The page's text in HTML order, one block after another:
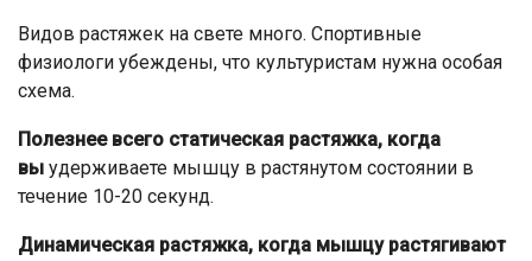
Видов растяжек на свете много. Спортивные
физиологи убеждены, что культуристам нужна особая
схема.
Полезнее всего статическая растяжка, когда
вы удерживаете мышцу в растянутом состоянии в
течение 10-20 секунд.
Динамическая растяжка, когда мышцу растягивают